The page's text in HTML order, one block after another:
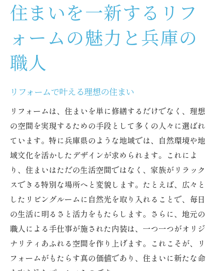
住まいを一新するリフ
ォームの魅力と兵庫の
職人
リフォームで叶える理想の住まい
リフォームは、住まいを単に修繕するだけでなく、理想
の空間を実現するための手段として多くの人々に選ばれ
ています。特に兵庫県のような地域では、自然環境や地
域文化を活かしたデザインが求められます。これによ
り、住まいはただの生活空間ではなく、家族がリラック
スできる特別な場所へと変貌します。たとえば、広々と
したリビングルームに自然光を取り入れることで、毎日
の生活に明るさと活力をもたらします。さらに、地元の
職人による手仕事が施された内装は、一つ一つがオリジ
ナリティあふれる空間を作り上げます。これこそが、リ
フォームがもたらす真の価値であり、住まいに新たな命